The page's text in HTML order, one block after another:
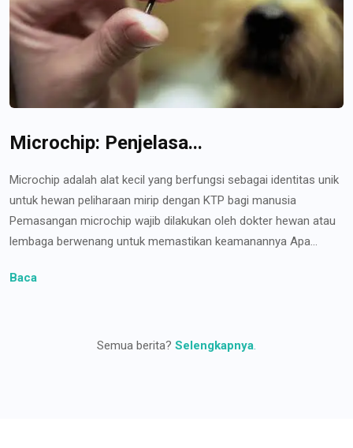
Microchip: Penjelasa...
Microchip adalah alat kecil yang berfungsi sebagai identitas unik
untuk hewan peliharaan mirip dengan KTP bagi manusia
Pemasangan microchip wajib dilakukan oleh dokter hewan atau
lembaga berwenang untuk memastikan keamanannya Apa...
Baca
Semua berita? Selengkapnya